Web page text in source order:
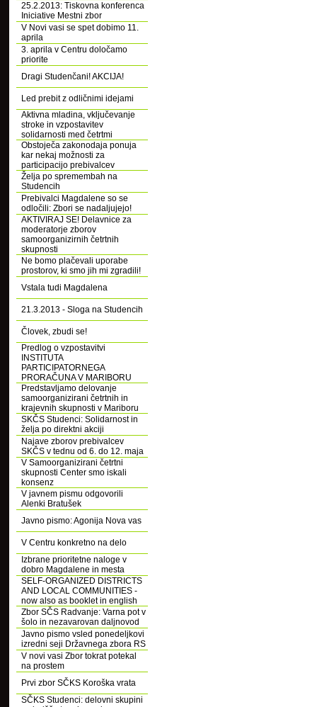
25.2.2013: Tiskovna konferenca
Iniciative Mestni zbor
V Novi vasi se spet dobimo 11.
aprila
3. aprila v Centru določamo
priorite
Dragi Studenčani! AKCIJA!
Led prebit z odličnimi idejami
Aktivna mladina, vključevanje
stroke in vzpostavitev
solidarnosti med četrtmi
Obstoječa zakonodaja ponuja
kar nekaj možnosti za
participacijo prebivalcev
Želja po spremembah na
Studencih
Prebivalci Magdalene so se
odločili: Zbori se nadaljujejo!
AKTIVIRAJ SE! Delavnice za
moderatorje zborov
samoorganizirnih četrtnih
skupnosti
Ne bomo plačevali uporabe
prostorov, ki smo jih mi zgradili!
Vstala tudi Magdalena
21.3.2013 - Sloga na Studencih
Človek, zbudi se!
Predlog o vzpostavitvi
INSTITUTA
PARTICIPATORNEGA
PRORAČUNA V MARIBORU
Predstavljamo delovanje
samoorganizirani četrtnih in
krajevnih skupnosti v Mariboru
SKČS Studenci: Solidarnost in
želja po direktni akciji
Najave zborov prebivalcev
SKČS v tednu od 6. do 12. maja
V Samoorganizirani četrtni
skupnosti Center smo iskali
konsenz
V javnem pismu odgovorili
Alenki Bratušek
Javno pismo: Agonija Nova vas
V Centru konkretno na delo
Izbrane prioritetne naloge v
dobro Magdalene in mesta
SELF-ORGANIZED DISTRICTS
AND LOCAL COMMUNITIES -
now also as booklet in english
Zbor SČS Radvanje: Varna pot v
šolo in nezavarovan daljnovod
Javno pismo vsled ponedeljkovi
izredni seji Državnega zbora RS
V novi vasi Zbor tokrat potekal
na prostem
Prvi zbor SČKS Koroška vrata
SČKS Studenci: delovni skupini